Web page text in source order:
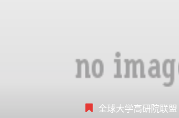
全球大学高研院联盟